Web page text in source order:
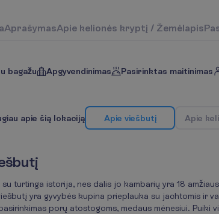
aAprašymasApie kelionės kryptį / ŽemėlapisPa
bagažu Apgyvendinimas Pasirinktas maitinimas
giau apie šią lokaciją Apie viešbutį Apie keli
šbutį
su turtinga istorija, nes dalis jo kambarių yra 18
yra gyvybės kupina prieplauka su jachtomis ir
porų atostogoms, medaus mėnesiui. Puiki